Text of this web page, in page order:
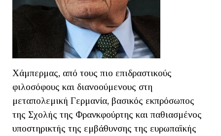
Χάμπερμας, από τους πιο επιδραστικούς
φιλοσόφους και διανοούμενους στη
μεταπολεμική Γερμανία, βασικός εκπρόσωπος
της Σχολής της Φρανκφούρτης και παθιασμένος
υποστηρικτής της εμβάθυνσης της ευρωπαϊκής